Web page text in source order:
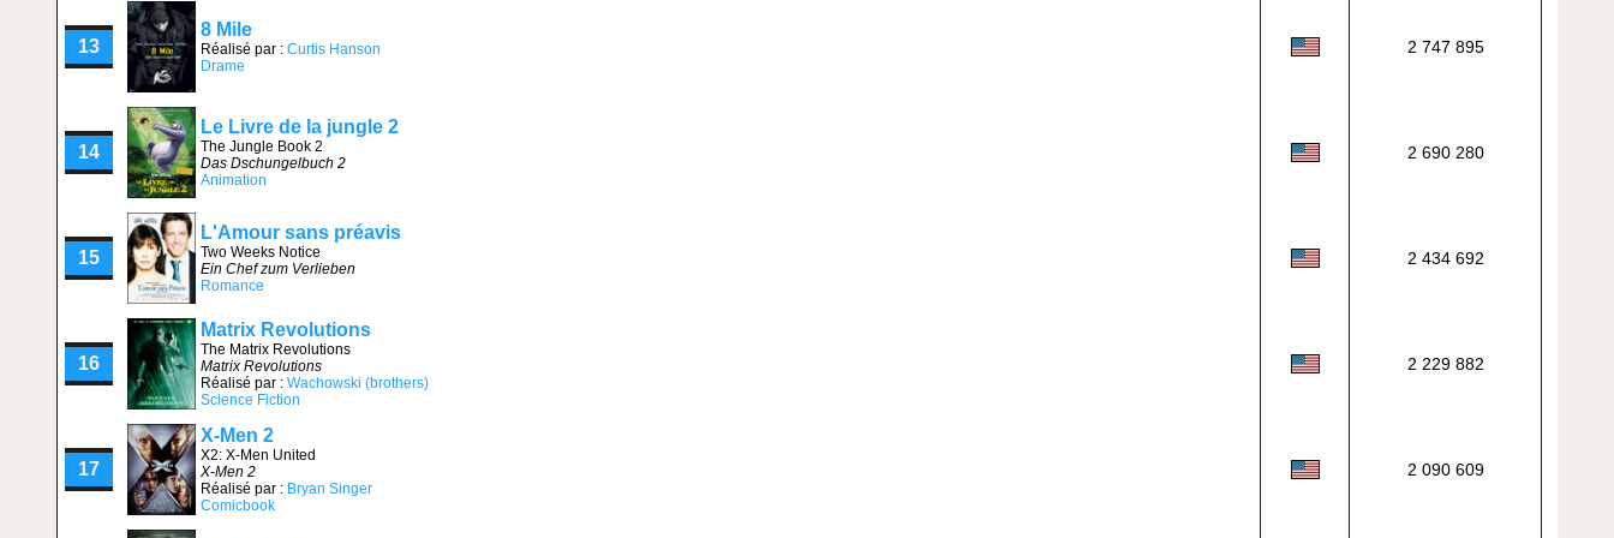
13
8 Mile
Réalisé par : Curtis Hanson
Drame
2 747 895
14
Le Livre de la jungle 2
The Jungle Book 2
Das Dschungelbuch 2
Animation
2 690 280
15
L'Amour sans préavis
Two Weeks Notice
Ein Chef zum Verlieben
Romance
2 434 692
16
Matrix Revolutions
The Matrix Revolutions
Matrix Revolutions
Réalisé par : Wachowski (brothers)
Science Fiction
2 229 882
17
X-Men 2
X2: X-Men United
X-Men 2
Réalisé par : Bryan Singer
Comicbook
2 090 609